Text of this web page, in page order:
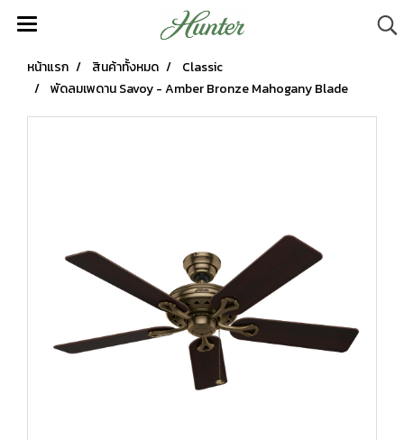
หน้าแรก สินค้าทั้งหมด
Classic
พัดลมเพดาน Savoy - Amber Bronze Mahogany Blade